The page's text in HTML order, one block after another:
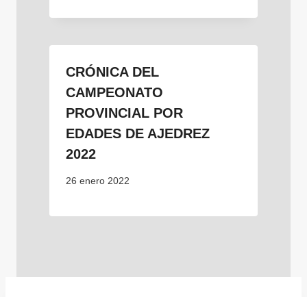
CRÓNICA DEL
CAMPEONATO
PROVINCIAL POR
EDADES DE AJEDREZ
2022
26 enero 2022